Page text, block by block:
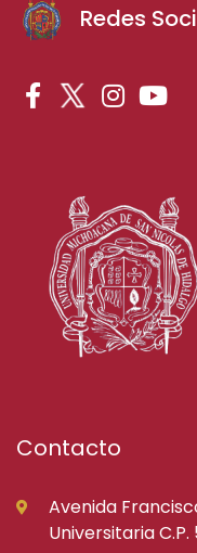
Redes
Contacto
Avenida
Universitaria